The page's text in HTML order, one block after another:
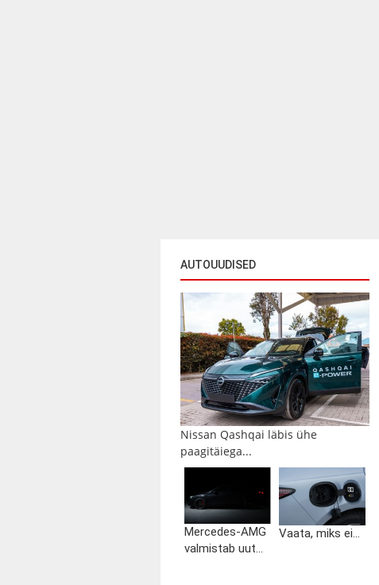
AUTOUUDISED
Nissan Qashqai läbis ühe
paagitäiega...
Mercedes-AMG
valmistab uut...
Vaata, miks ei...